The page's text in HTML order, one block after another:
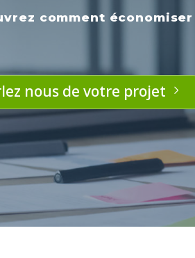
nous de votre projet
comment